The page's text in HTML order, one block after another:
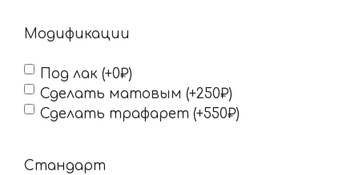
Модификации
Под лак (+0₽)
Сделать матовым (+250₽)
Сделать трафарет (+550₽)
Стандарт